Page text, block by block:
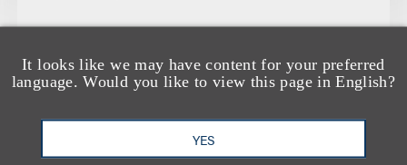
It looks like we may have content for your preferred
language. Would you like to view this page in English?
YES